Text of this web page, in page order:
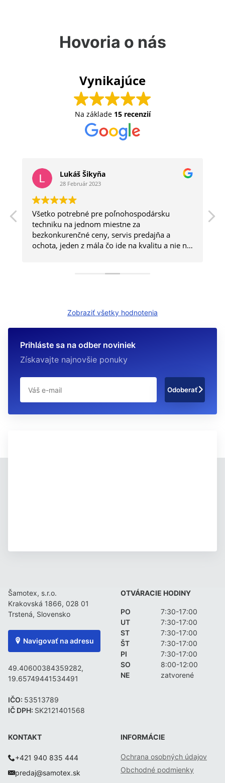
Hovoria o nás
Vynikajúce
Na základe 15 recenzií
Lukáš Šikyňa
28 Február 2023
Všetko potrebné pre poľnohospodársku
techniku na jednom miestne za
bezkonkurenčné ceny, servis predajňa a
ochota, jeden z mála čo ide na kvalitu a nie na
Zobraziť všetky hodnotenia
Prihláste sa na odber noviniek
Získavajte najnovšie ponuky
Odoberať
Šamotex, s.r.o.
Krakovská 1866, 028 01
Trstená, Slovensko
Navigovať na adresu
49.40600384359282,
19.65749441534491
IČO: 53513789
IČ DPH: SK2121401568
OTVÁRACIE HODINY
PO
7:30-17:00
UT
7:30-17:00
ST
7:30-17:00
ŠT
7:30-17:00
PI
7:30-17:00
SO
8:00-12:00
NE
zatvorené
KONTAKT
+421 940 835 444
predaj@samotex.sk
INFORMÁCIE
Ochrana osobných údajov
Obchodné podmienky